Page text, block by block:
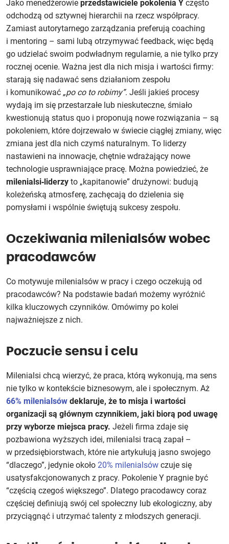
Jako menedżerowie przedstawiciele pokolenia Y często
odchodzą od sztywnej hierarchii na rzecz współpracy.
Zamiast autorytarnego zarządzania preferują coaching
i mentoring – sami lubą otrzymywać feedback, więc będą
go udzielać swoim podwładnym regularnie, a nie tylko przy
rocznej ocenie. Ważna jest dla nich misja i wartości firmy:
starają się nadawać sens działaniom zespołu
i komunikować „po co to robimy”. Jeśli jakieś procesy
wydają im się przestarzałe lub nieskuteczne, śmiało
kwestionują status quo i proponują nowe rozwiązania – są
pokoleniem, które dojrzewało w świecie ciągłej zmiany, więc
zmiana jest dla nich czymś naturalnym. To liderzy
nastawieni na innowacje, chętnie wdrażający nowe
technologie usprawniające pracę. Można powiedzieć, że
milenialsi‑liderzy to „kapitanowie” drużynowi: budują
koleżeńską atmosferę, zachęcają do dzielenia się
pomysłami i wspólnie świętują sukcesy zespołu.
Oczekiwania milenialsów wobec
pracodawców
Co motywuje milenialsów w pracy i czego oczekują od
pracodawców? Na podstawie badań możemy wyróżnić
kilka kluczowych czynników. Omówimy po kolei
najważniejsze z nich.
Poczucie sensu i celu
Milenialsi chcą wierzyć, że praca, którą wykonują, ma sens
nie tylko w kontekście biznesowym, ale i społecznym. Aż
66% milenialsów deklaruje, że to misja i wartości
organizacji są głównym czynnikiem, jaki biorą pod uwagę
przy wyborze miejsca pracy. Jeżeli firma zdaje się
pozbawiona wyższych idei, milenialsi tracą zapał –
w przedsiębiorstwach, które nie artykułują jasno swojego
“dlaczego”, jedynie około 20% milenialsów czuje się
usatysfakcjonowanych z pracy. Pokolenie Y pragnie być
“częścią czegoś większego”. Dlatego pracodawcy coraz
częściej definiują swój cel społeczny lub ekologiczny, aby
przyciągnąć i utrzymać talenty z młodszych generacji.